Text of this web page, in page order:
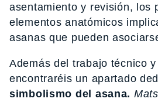
asentamiento y revisión, los
elementos anatómicos
asanas que pueden
Además del trabajo técnico
encontraréis un apartado
simbolismo del asana.